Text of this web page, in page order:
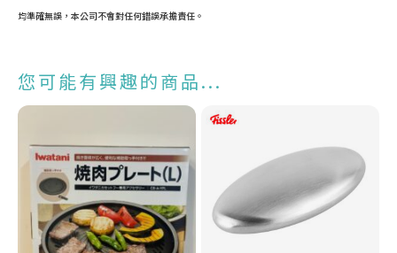
均準確無誤，本公司不會對任何錯誤承擔責任。
您可能有興趣的商品...